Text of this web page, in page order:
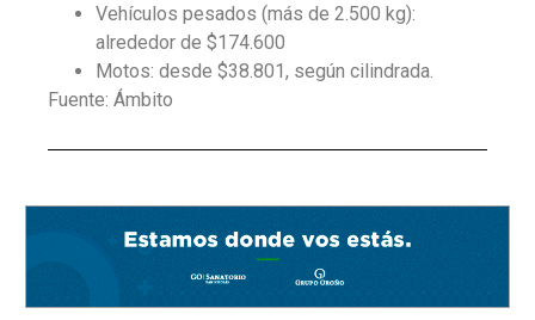
Vehículos pesados (más de 2.500 kg):
alrededor de $174.600
Motos: desde $38.801, según cilindrada.
Fuente: Ámbito